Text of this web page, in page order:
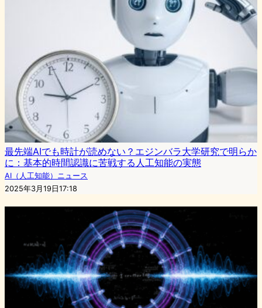
最先端AIでも時計が読めない？エジンバラ大学研究で明らか
に：基本的時間認識に苦戦する人工知能の実態
AI（人工知能）ニュース
2025年3月19日17:18